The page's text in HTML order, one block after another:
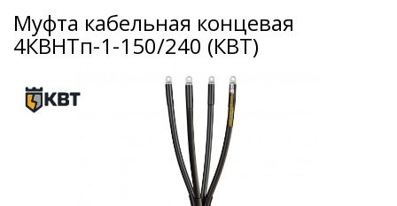
Муфта кабельная концевая
4КВНТп-1-150/240 (КВТ)